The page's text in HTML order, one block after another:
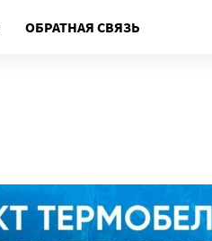
ОБРАТНАЯ СВЯЗЬ